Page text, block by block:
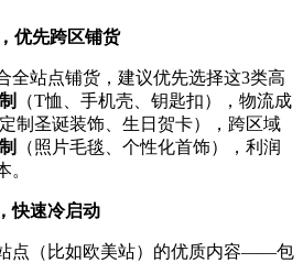
优先跨区铺货
全站点铺货，建议优先选择这3类高
（T恤、手机壳、钥匙扣），物流成
定制圣诞装饰、生日贺卡），跨区域
（照片毛毯、个性化首饰），利润
。
快速冷启动
点（比如欧美站）的优质内容——包